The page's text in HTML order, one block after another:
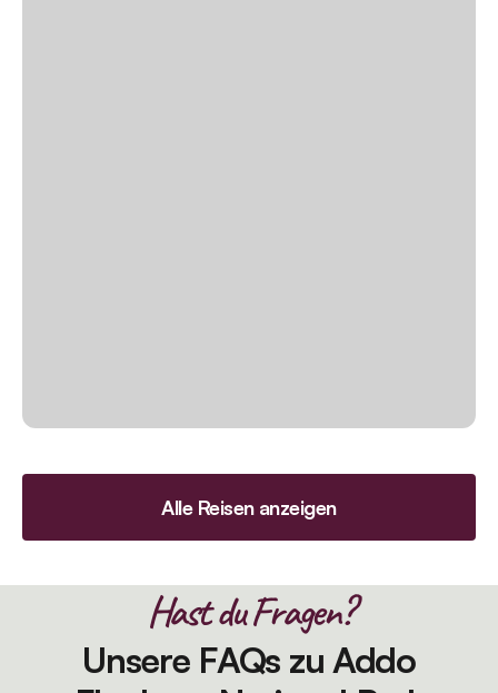
Alle Reisen anzeigen
Hast du Fragen?
Unsere FAQs zu Addo